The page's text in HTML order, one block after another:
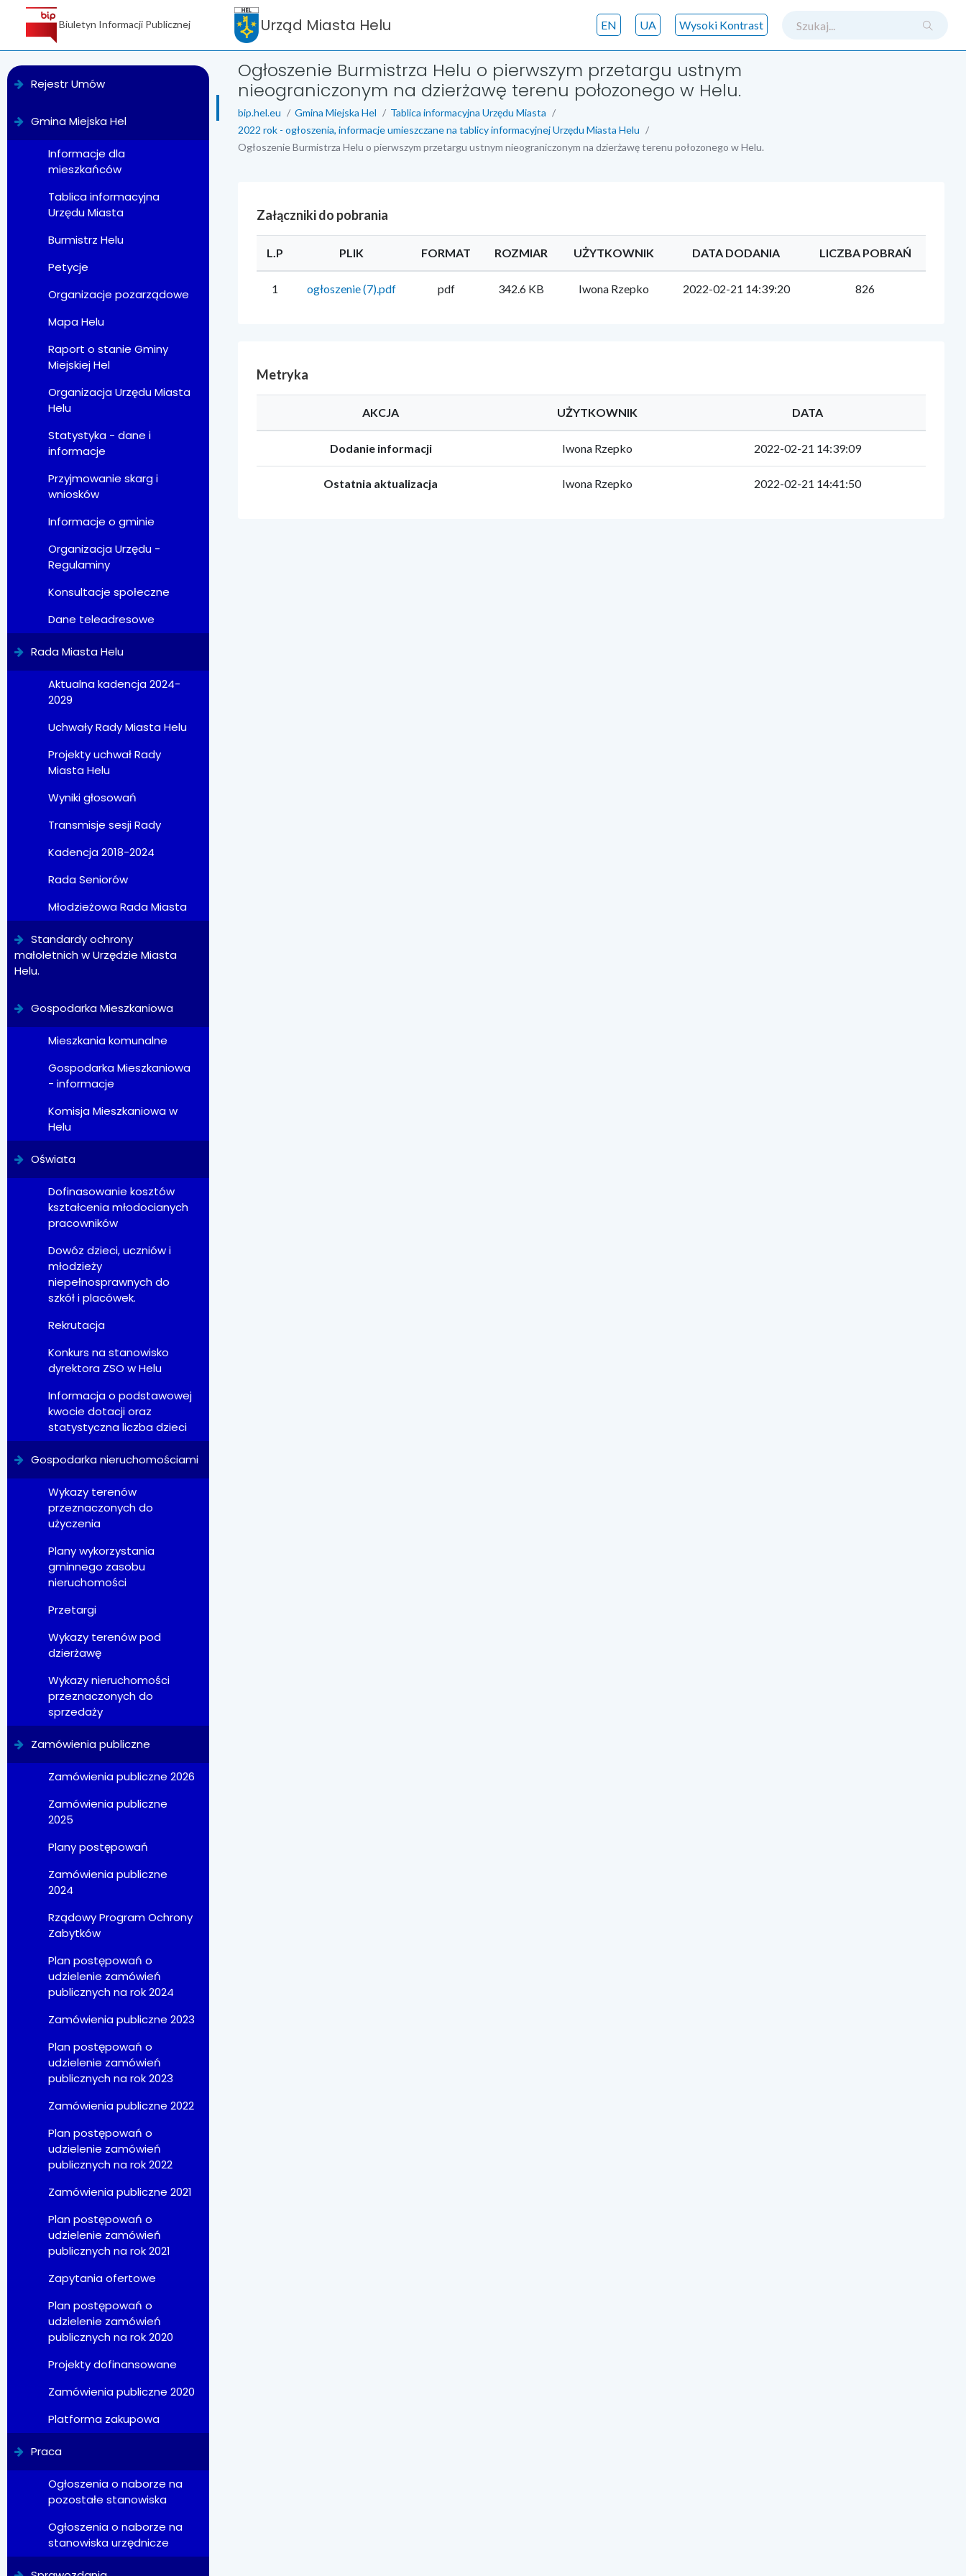
Biuletyn Informacji Publicznej
Rejestr Umów
Gmina Miejska Hel
Informacje dla
mieszkańców
Tablica informacyjna
Urzędu Miasta
Burmistrz Helu
Petycje
Organizacje pozarządowe
Mapa Helu
Raport o stanie Gminy
Miejskiej Hel
Organizacja Urzędu Miasta
Helu
Statystyka - dane i
informacje
Przyjmowanie skarg i
wniosków
Informacje o gminie
Organizacja Urzędu -
Regulaminy
Konsultacje społeczne
Dane teleadresowe
Rada Miasta Helu
Aktualna kadencja 2024-
2029
Uchwały Rady Miasta Helu
Projekty uchwał Rady
Miasta Helu
Wyniki głosowań
Transmisje sesji Rady
Kadencja 2018-2024
Rada Seniorów
Młodzieżowa Rada Miasta
Standardy ochrony
małoletnich w Urzędzie Miasta
Helu.
Gospodarka Mieszkaniowa
Mieszkania komunalne
Gospodarka Mieszkaniowa
- informacje
Komisja Mieszkaniowa w
Helu
Oświata
Dofinasowanie kosztów
kształcenia młodocianych
pracowników
Dowóz dzieci, uczniów i
młodzieży
niepełnosprawnych do
szkół i placówek.
Rekrutacja
Konkurs na stanowisko
dyrektora ZSO w Helu
Informacja o podstawowej
kwocie dotacji oraz
statystyczna liczba dzieci
Gospodarka nieruchomościami
Wykazy terenów
przeznaczonych do
użyczenia
Plany wykorzystania
gminnego zasobu
nieruchomości
Przetargi
Wykazy terenów pod
dzierżawę
Wykazy nieruchomości
przeznaczonych do
sprzedaży
Zamówienia publiczne
Zamówienia publiczne 2026
Zamówienia publiczne
2025
Plany postępowań
Zamówienia publiczne
2024
Rządowy Program Ochrony
Zabytków
Plan postępowań o
udzielenie zamówień
publicznych na rok 2024
Zamówienia publiczne 2023
Plan postępowań o
udzielenie zamówień
publicznych na rok 2023
Zamówienia publiczne 2022
Plan postępowań o
udzielenie zamówień
publicznych na rok 2022
Zamówienia publiczne 2021
Plan postępowań o
udzielenie zamówień
publicznych na rok 2021
Zapytania ofertowe
Plan postępowań o
udzielenie zamówień
publicznych na rok 2020
Projekty dofinansowane
Zamówienia publiczne 2020
Platforma zakupowa
Praca
Ogłoszenia o naborze na
pozostałe stanowiska
Ogłoszenia o naborze na
stanowiska urzędnicze
Urząd Miasta Helu Wysoki Kontrast
UA
EN
Ogłoszenie Burmistrza Helu o pierwszym przetargu ustnym
nieograniczonym na dzierżawę terenu połozonego w Helu.
bip.hel.eu Gmina Miejska Hel
Tablica informacyjna Urzędu Miasta
2022 rok - ogłoszenia, informacje umieszczane na tablicy informacyjnej Urzędu Miasta Helu
Ogłoszenie Burmistrza Helu o pierwszym przetargu ustnym nieograniczonym na dzierżawę terenu połozonego w Helu.
Załączniki do pobrania
L.P PLIK FORMAT ROZMIAR UŻYTKOWNIK DATA DODANIA LICZBA POBRAŃ
1 ogłoszenie (7).pdf pdf 342.6 KB Iwona Rzepko 2022-02-21 14:39:20 826
Metryka
AKCJA UŻYTKOWNIK DATA
Dodanie informacji Iwona Rzepko 2022-02-21 14:39:09
Ostatnia aktualizacja Iwona Rzepko 2022-02-21 14:41:50